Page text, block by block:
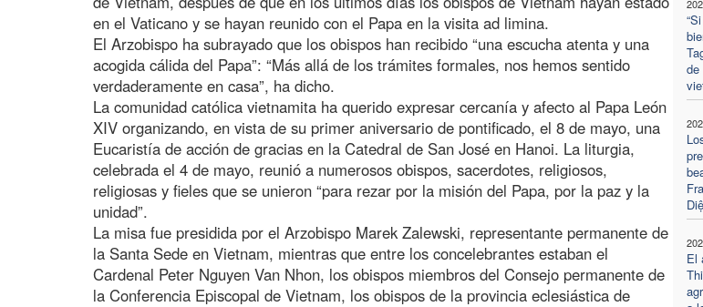
de
El
en el Vaticano y se hayan reunido con el Papa en la visita ad limina.
El Arzobispo ha subrayado que los obispos han recibido “una escucha atenta y una
acogida cálida del Papa”: “Más allá de los trámites formales, nos hemos sentido
verdaderamente en casa”, ha dicho.
La comunidad católica vietnamita ha querido expresar cercanía y afecto al Papa León
XIV organizando, en vista de su primer aniversario de pontificado, el 8 de mayo, una
Eucaristía de acción de gracias en la Catedral de San José en Hanoi. La liturgia,
celebrada el 4 de mayo, reunió a numerosos obispos, sacerdotes, religiosos,
religiosas y fieles que se unieron “para rezar por la misión del Papa, por la paz y la
unidad”.
La misa fue presidida por el Arzobispo Marek Zalewski, representante permanente de
la Santa Sede en Vietnam, mientras que entre los concelebrantes estaban el
Cardenal Peter Nguyen Van Nhon, los obispos miembros del Consejo permanente de
la Conferencia Episcopal de Vietnam, los obispos de la provincia eclesiástica de